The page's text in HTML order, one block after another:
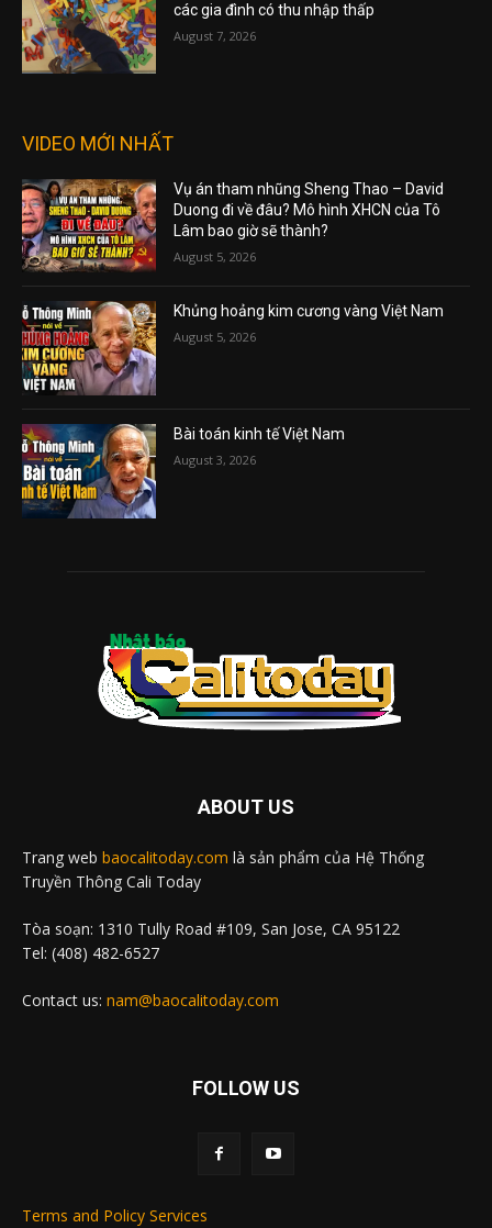
các gia đình có thu nhập thấp
August 7, 2026
VIDEO MỚI NHẤT
Vụ án tham nhũng Sheng Thao – David
Duong đi về đâu? Mô hình XHCN của Tô
Lâm bao giờ sẽ thành?
August 5, 2026
Khủng hoảng kim cương vàng Việt Nam
August 5, 2026
Bài toán kinh tế Việt Nam
August 3, 2026
ABOUT US
Trang web baocalitoday.com là sản phẩm của Hệ Thống
Truyền Thông Cali Today
Tòa soạn: 1310 Tully Road #109, San Jose, CA 95122
Tel: (408) 482-6527
Contact us: nam@baocalitoday.com
FOLLOW US
Terms and Policy Services